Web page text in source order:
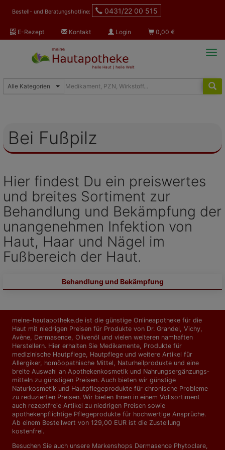
Bestell- und Beratungshotline: 0431/22 00 515
E-Rezept Kontakt Login 0,00 €
Bei Fußpilz
Hier findest Du ein preiswertes
und breites Sortiment zur
Behandlung und Bekämpfung der
unangenehmen Infektion von
Haut, Haar und Nägel im
Fußbereich der Haut.
Behandlung und Bekämpfung
meine-hautapotheke.de ist die günstige Onlineapotheke für die
Haut mit niedrigen Preisen für Produkte von Dr. Grandel, Vichy,
Avène, Dermasence, Olivenöl und vielen weiteren namhaften
Herstellern. Hier erhalten Sie Medikamente, Produkte für
medizinische Hautpflege, Hautpflege und weitere Artikel für
Allergiker, homöopathische Mittel, Naturheilprodukte und eine
breite Auswahl an Apothekenkosmetik und Nahrungs­ergänzungs­
mitteln zu günstigen Preisen. Auch bieten wir günstige
Naturkosmetik und Hautpflegeprodukte für chronische Probleme
zu reduzierten Preisen. Wir bieten Ihnen in einem Vollsortiment
auch rezeptfreie Artikel zu niedrigen Preisen sowie
apothekenpflichtige Pflegeprodukte für hochwertige Ansprüche.
Ab einem Bestellwert von 129,00 EUR ist die Zustellung
kostenfrei.
Besuchen Sie auch unsere Markenshops Dermasence Phytoclare